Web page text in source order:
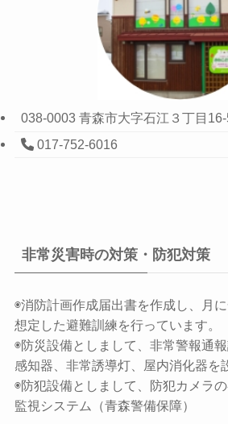
038-0003 青森市大字石江３丁目
017-752-6016
非常災害時の対策・防犯対策
◉消防計画作成届出書を作成し、月
想定した避難訓練を行っています。
◉防災設備としまして、非常警報通
感知器、非常誘導灯、屋内消化器を
◉防犯設備としまして、防犯カメラ
監視システム（青森警備保障）